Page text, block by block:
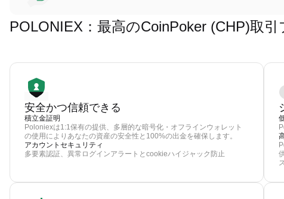
POLONIEX：最高のCoinPoker (CHP)取
安全かつ信頼できる
積立金証明
Poloniexは1:1保有の提供、多層的な暗号化・オフラインウォレット
の使用によりあなたの資産の安全性と100%の出金を確保します。
アカウントセキュリティ
多要素認証、異常ログインアラートとcookieハイジャック防止